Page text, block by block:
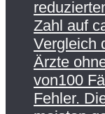
Zahl auf
Vergleich
Ärzte
von100
Fehler.